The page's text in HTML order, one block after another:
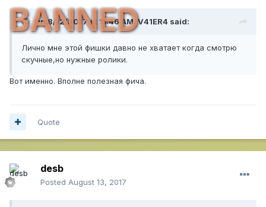
BANNED
On 8/12/2017 at 11:46 AM,V41ER4 said:
Лично мне этой фишки давно не хватает когда смотрю
скучные,но нужные ролики.
Вот именно. Вполне полезная фича.
Quote
desb
Posted August 13, 2017